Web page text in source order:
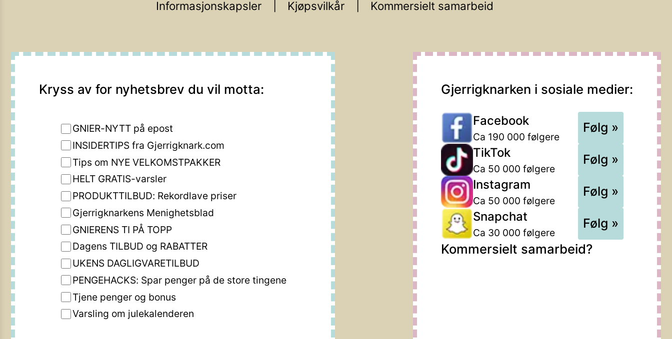
Informasjonskapsler
Kjøpsvilkår Kommersielt samarbeid
Kryss av for nyhetsbrev du vil motta:
GNIER-NYTT på epost
INSIDERTIPS fra Gjerrigknark.com
Tips om NYE VELKOMSTPAKKER
HELT GRATIS-varsler
PRODUKTTILBUD: Rekordlave priser
Gjerrigknarkens Menighetsblad
GNIERENS TI PÅ TOPP
Dagens TILBUD og RABATTER
UKENS DAGLIGVARETILBUD
PENGEHACKS: Spar penger på de store tingene
Tjene penger og bonus
Varsling om julekalenderen
Gjerrigknarken i sosiale medier:
Facebook
Ca 190 000 følgere
Følg »
TikTok
Ca 50 000 følgere
Følg »
Instagram
Ca 50 000 følgere
Følg »
Snapchat
Ca 30 000 følgere
Følg »
Kommersielt samarbeid?